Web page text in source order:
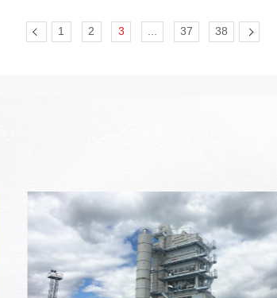
ในการส่งเสริมการเปลี่ยนแปลงที่เป็นมิตรต่อสิ่ง
แวดล้อมของอุตสาหกรรมการก่อสร้างและบํารุง
1 2 3 ... 37 38